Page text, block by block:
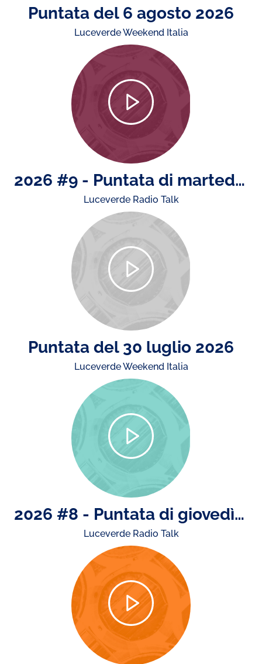
Puntata del 6 agosto 2026
Luceverde Weekend Italia
2026 #9 - Puntata di martedì 4 agosto: il rapporto ACI - Istat sugli incidenti stradali, news da e su Monza e la presenza di ACI nell'estate
Luceverde Radio Talk
Puntata del 30 luglio 2026
Luceverde Weekend Italia
2026 #8 - Puntata di giovedì 23 luglio: il concerto di Ultimo e storiche esibizioni dal vivo..
Luceverde Radio Talk